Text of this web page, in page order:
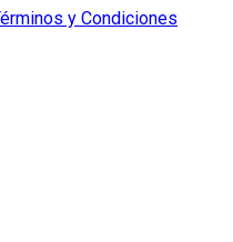
y Condiciones